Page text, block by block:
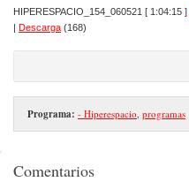
HIPERESPACIO_154_060521 [ 1:04:15 ]
| Descarga (168)
Programa: - Hiperespacio, programas
Comentarios